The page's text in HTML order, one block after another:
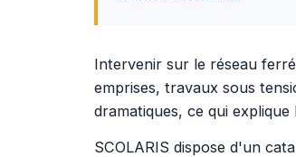
Intervenir sur le réseau
emprises, travaux sous
dramatiques, ce qui
SCOLARIS dispose d'un